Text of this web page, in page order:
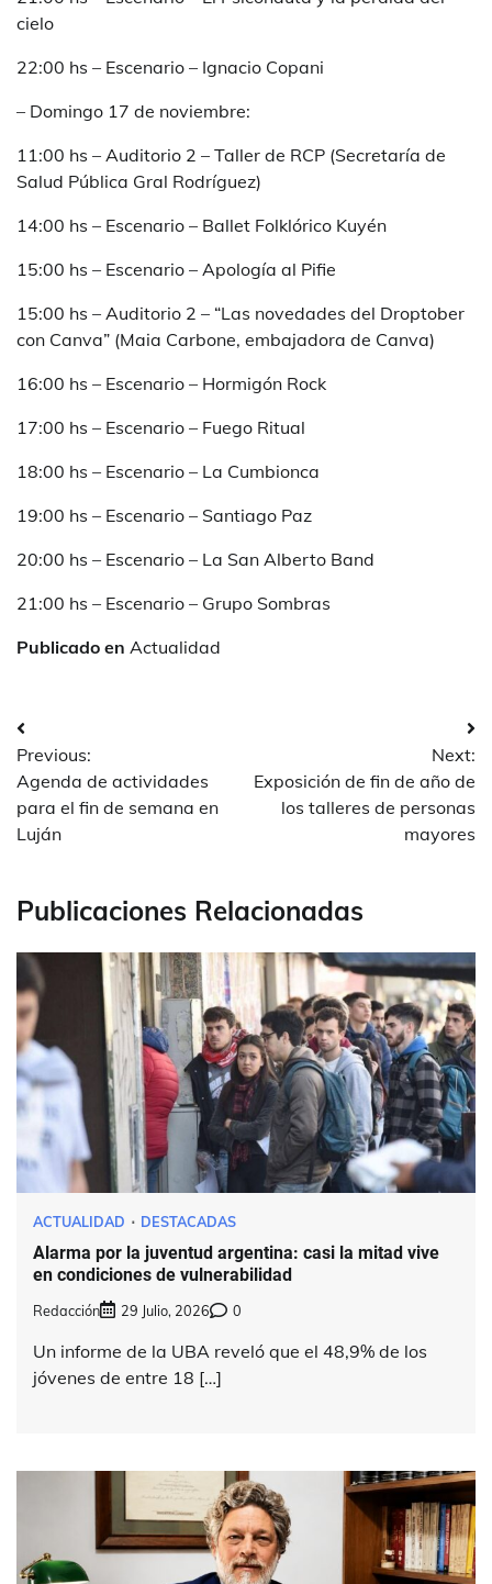
cielo
22:00 hs – Escenario – Ignacio Copani
– Domingo 17 de noviembre:
11:00 hs – Auditorio 2 – Taller de RCP (Secretaría de
Salud Pública Gral Rodríguez)
14:00 hs – Escenario – Ballet Folklórico Kuyén
15:00 hs – Escenario – Apología al Pifie
15:00 hs – Auditorio 2 – “Las novedades del Droptober
con Canva” (Maia Carbone, embajadora de Canva)
16:00 hs – Escenario – Hormigón Rock
17:00 hs – Escenario – Fuego Ritual
18:00 hs – Escenario – La Cumbionca
19:00 hs – Escenario – Santiago Paz
20:00 hs – Escenario – La San Alberto Band
21:00 hs – Escenario – Grupo Sombras
Publicado en Actualidad
Navegación
de
entradas
Previous:
Agenda de actividades
para el fin de semana en
Luján
Next:
Exposición de fin de año de
los talleres de personas
mayores
Publicaciones Relacionadas
ACTUALIDAD DESTACADAS
Alarma por la juventud argentina: casi la mitad vive
en condiciones de vulnerabilidad
Redacción 29 Julio, 2026 0
Un informe de la UBA reveló que el 48,9% de los
jóvenes de entre 18 […]